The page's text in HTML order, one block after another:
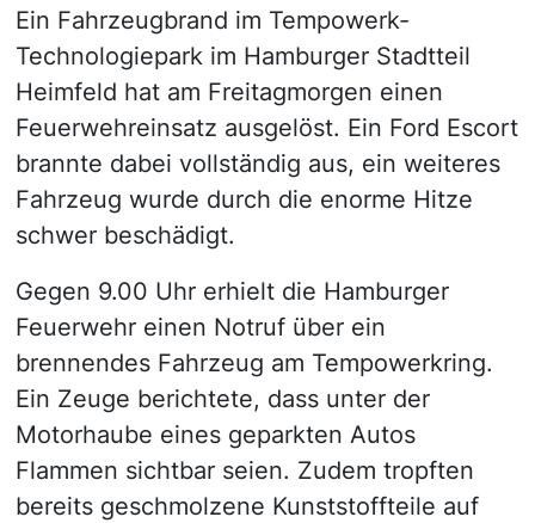
Ein Fahrzeugbrand im Tempowerk-
Technologiepark im Hamburger Stadtteil
Heimfeld hat am Freitagmorgen einen
Feuerwehreinsatz ausgelöst. Ein Ford Escort
brannte dabei vollständig aus, ein weiteres
Fahrzeug wurde durch die enorme Hitze
schwer beschädigt.
Gegen 9.00 Uhr erhielt die Hamburger
Feuerwehr einen Notruf über ein
brennendes Fahrzeug am Tempowerkring.
Ein Zeuge berichtete, dass unter der
Motorhaube eines geparkten Autos
Flammen sichtbar seien. Zudem tropften
bereits geschmolzene Kunststoffteile auf